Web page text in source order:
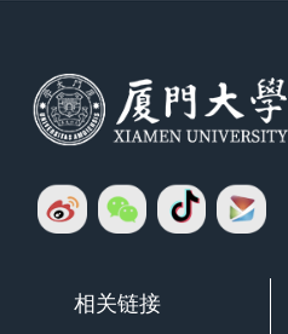
相关链接